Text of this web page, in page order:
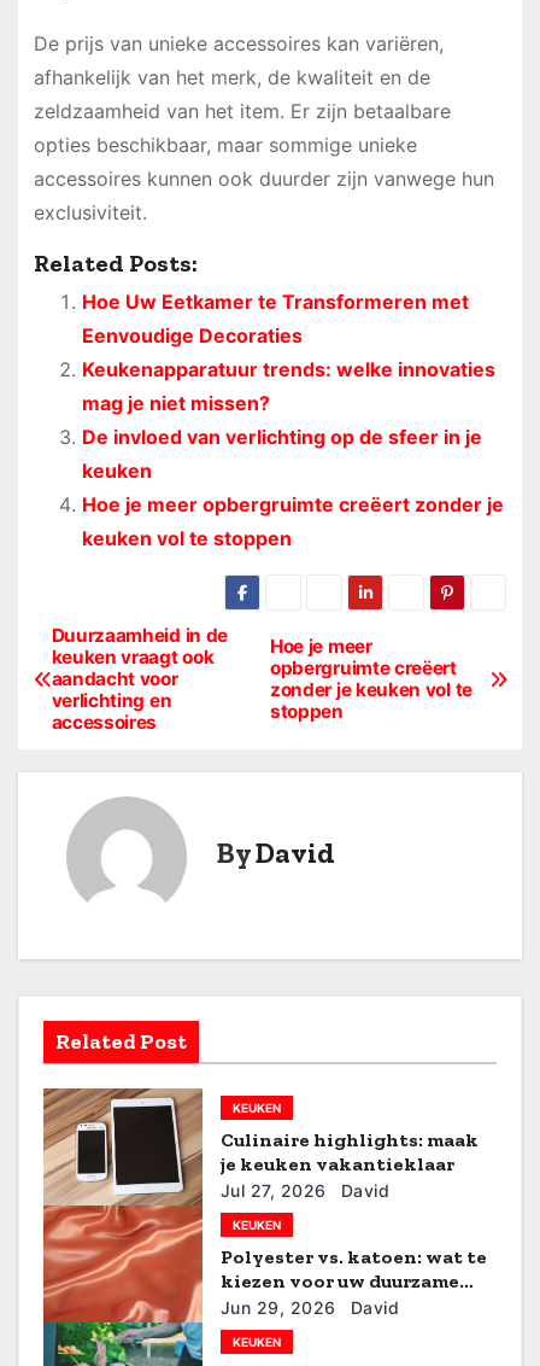
De prijs van unieke accessoires kan variëren,
afhankelijk van het merk, de kwaliteit en de
zeldzaamheid van het item. Er zijn betaalbare
opties beschikbaar, maar sommige unieke
accessoires kunnen ook duurder zijn vanwege hun
exclusiviteit.
Related Posts:
Hoe Uw Eetkamer te Transformeren met
Eenvoudige Decoraties
Keukenapparatuur trends: welke innovaties
mag je niet missen?
De invloed van verlichting op de sfeer in je
keuken
Hoe je meer opbergruimte creëert zonder je
keuken vol te stoppen
B
e
a
v
i
g
a
t
i
Hoe je meer
opbergruimte creëert
zonder je keuken vol te
stoppen
Duurzaamheid in de
keuken vraagt ook
aandacht voor
verlichting en
accessoires
ByDavid
Related Post
KEUKEN
Culinaire highlights: maak
je keuken vakantieklaar
Jul 27, 2026 David
KEUKEN
Polyester vs. katoen: wat te
kiezen voor uw duurzame
wasruimte
Jun 29, 2026 David
KEUKEN